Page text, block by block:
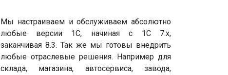
Мы настраиваем и обслуживаем абсолютно
любые версии 1С, начиная с 1С 7.х,
заканчивая 8.3. Так же мы готовы внедрить
любые отраслевые решения. Например для
склада, магазина, автосервиса, завода,